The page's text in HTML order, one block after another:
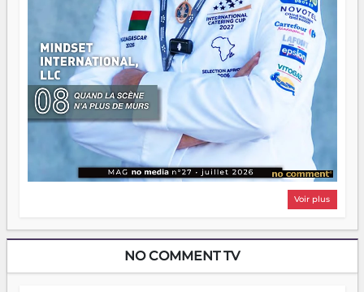
Voir plus
NO COMMENT TV